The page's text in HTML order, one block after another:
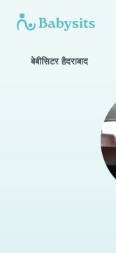
बेबीसिटर हैदराबाद